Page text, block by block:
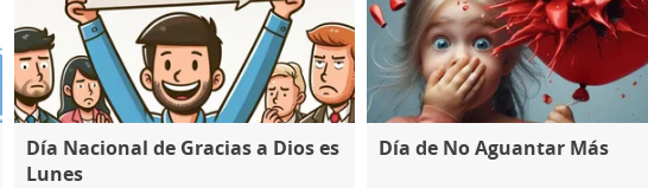
Día Nacional de Gracias a Dios es
Lunes
Día de No Aguantar Más